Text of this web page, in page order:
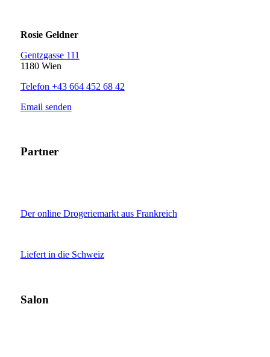
Rosie Geldner
Gentzgasse 111
1180 Wien
Telefon +43 664 452 68 42
Email senden
Partner
Der online Drogeriemarkt aus Frankreich
Liefert in die Schweiz
Salon